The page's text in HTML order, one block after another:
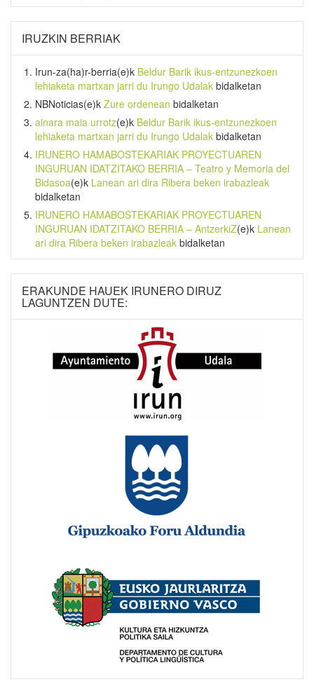
IRUZKIN BERRIAK
Irun-za(ha)r-berria(e)k Beldur Barik ikus-entzunezkoen
lehiaketa martxan jarri du Irungo Udalak bidalketan
NBNoticias(e)k Zure ordenean bidalketan
ainara maia urrotz(e)k Beldur Barik ikus-entzunezkoen
lehiaketa martxan jarri du Irungo Udalak bidalketan
IRUNERO HAMABOSTEKARIAK PROYECTUAREN
INGURUAN IDATZITAKO BERRIA – Teatro y Memoria del
Bidasoa(e)k Lanean ari dira Ribera beken irabazleak
bidalketan
IRUNERO HAMABOSTEKARIAK PROYECTUAREN
INGURUAN IDATZITAKO BERRIA – AntzerkiZ(e)k Lanean
ari dira Ribera beken irabazleak bidalketan
ERAKUNDE HAUEK IRUNERO DIRUZ
LAGUNTZEN DUTE: